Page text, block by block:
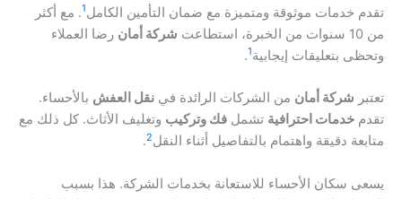
تقدم خدمات موثوقة ومتميزة مع ضمان التأمين الكامل1. مع أكثر
من 10 سنوات من الخبرة، استطاعت
شركة أمان رضا العملاء
وتحظى بتعليقات إيجابية1
.
تعتبر شركة أمان من الشركات الرائدة في نقل العفش بالأحساء.
تقدم خدمات احترافية تشمل فك وتركيب وتغليف الأثاث. كل ذلك مع
متابعة دقيقة واهتمام بالتفاصيل أثناء النقل2
.
يسعى سكان الأحساء للاستعانة بخدمات الشركة. هذا بسبب